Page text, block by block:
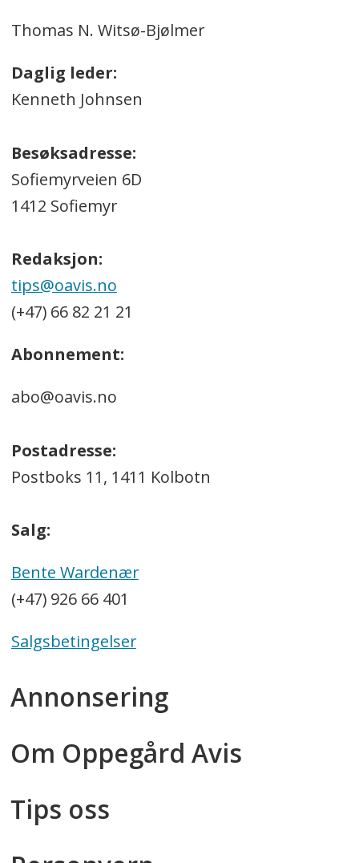
Thomas N. Witsø-Bjølmer
Daglig leder:
Kenneth Johnsen
Besøksadresse:
Sofiemyrveien 6D
1412 Sofiemyr
Redaksjon:
tips@oavis.no
(+47) 66 82 21 21
Abonnement:
abo@oavis.no
Postadresse:
Postboks 11, 1411 Kolbotn
Salg:
Bente Wardenær
(+47) 926 66 401
Salgsbetingelser
Annonsering
Om Oppegård Avis
Tips oss